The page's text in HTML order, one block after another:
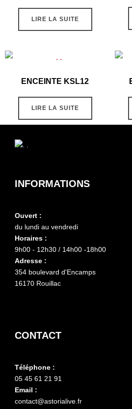
LIRE LA SUITE
ENCEINTE KSL12
LIRE LA SUITE
INFORMATIONS
Ouvert :
du lundi au vendredi
Horaires :
9h00 - 12h30 / 14h00 -18h00
Adresse :
354 boulevard d'Encamps
16170 Rouillac
CONTACT
Téléphone :
05 45 61 21 91
Email :
contact@astorialive.fr